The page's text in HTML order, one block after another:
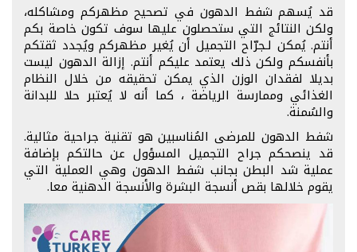
قد يُسهم شفط الدهون في تصحيح مظهركم ومشاكله،
ولكن النتائج التي ستحصلون عليها سوف تكون خاصة بكم
أنتم. يُمكن لـجرّاح التجميل أن يُغير مظهركم ويُجدد ثقتكم
بأنفسكم ولكن ذلك يعتمد عليكم أنتم. إزالة الدهون ليست
بديلا لفقدان الوزن الذي يمكن تحقيقه من خلال النظام
الغذائي وممارسة الرياضة ، كما أنه لا يُعتبر حلا للبدانة
والسُمنة.
شفط الدهون للمرضى المُناسبين هو تقنية جراحية مثالية.
قد ينصحكم جراح التجميل المسؤول عن حالتكم بإضافة
عملية شد البطن بجانب شفط الدهون وهي العملية التي
يقوم خلالها بقص أنسجة البشرة والأنسجة الدهنية معا.